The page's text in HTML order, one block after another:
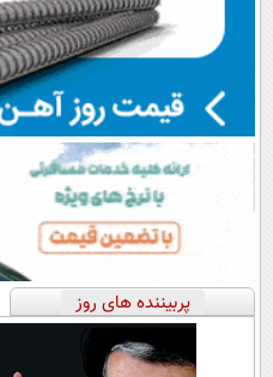
پربیننده های روز